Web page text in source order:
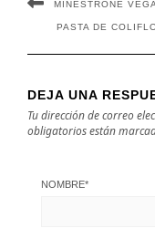
MINESTRONE
PASTA DE
DEJA UNA
Tu dirección de correo
obligatorios están
NOMBRE*